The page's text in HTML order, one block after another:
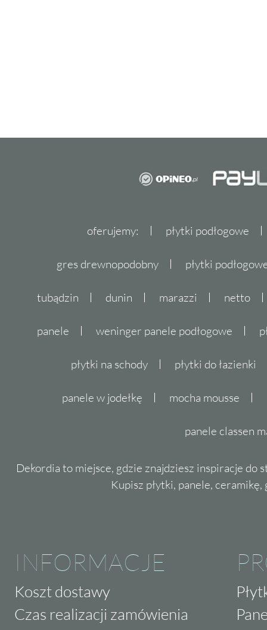
oferujemy: płytki podłogowe
gres drewnopodobny płytki
tubądzin dunin marazzi netto
panele weninger panele podłogowe
płytki na schody płytki do łazienki
panele w jodełkę mocha mousse
panele classen
Dekordia to miejsce, gdzie znajdziesz inspiracje do
Kupisz płytki, panele,
INFORMACJE
Koszt dostawy
Czas realizacji zamówienia